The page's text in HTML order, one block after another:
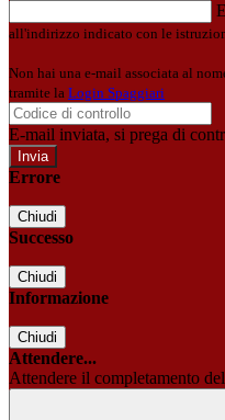
all'indirizzo indicato con le
Non hai una e-mail associata al
tramite la Login Spaggiari
E-mail inviata, si prega di
Errore
Chiudi
Successo
Chiudi
Informazione
Chiudi
Attendere...
Attendere il completamento